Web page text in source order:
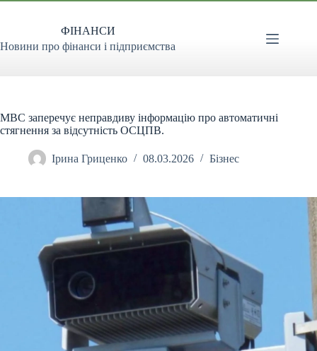
Перейти
ФІНАНСИ
Новини про фінанси і підприємства
МВС заперечує неправдиву інформацію про автоматичні
стягнення за відсутність ОСЦПВ.
Ірина Гриценко 08.03.2026 Бізнес